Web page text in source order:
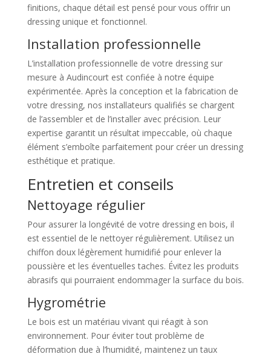
finitions, chaque détail est pensé pour vous offrir un
dressing unique et fonctionnel.
Installation professionnelle
L’installation professionnelle de votre dressing sur
mesure à Audincourt est confiée à notre équipe
expérimentée. Après la conception et la fabrication de
votre dressing, nos installateurs qualifiés se chargent
de l’assembler et de l’installer avec précision. Leur
expertise garantit un résultat impeccable, où chaque
élément s’emboîte parfaitement pour créer un dressing
esthétique et pratique.
Entretien et conseils
Nettoyage régulier
Pour assurer la longévité de votre dressing en bois, il
est essentiel de le nettoyer régulièrement. Utilisez un
chiffon doux légèrement humidifié pour enlever la
poussière et les éventuelles taches. Évitez les produits
abrasifs qui pourraient endommager la surface du bois.
Hygrométrie
Le bois est un matériau vivant qui réagit à son
environnement. Pour éviter tout problème de
déformation due à l’humidité, maintenez un taux